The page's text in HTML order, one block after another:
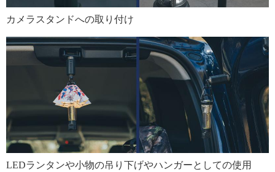
カメラスタンドへの取り付け
LEDランタンや小物の吊り下げやハンガーとしての使用